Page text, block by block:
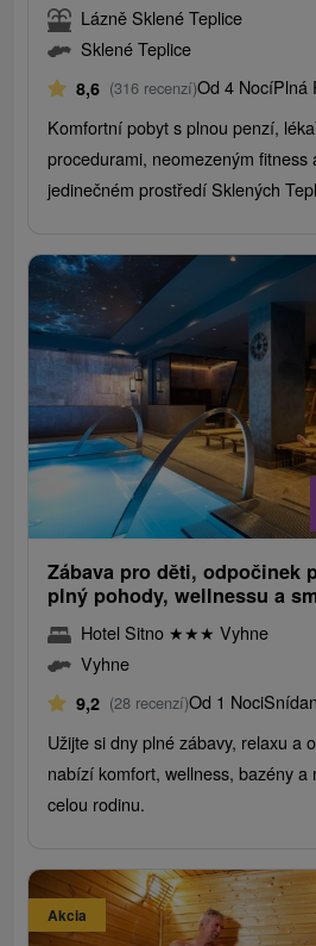
Lázně Sklené Teplice
Sklené Teplice
8,6 (316 recenzí)Od 4 NocíPlná
Komfortní pobyt s plnou penzí,
procedurami, neomezeným fitness
jedinečném prostředí Sklených
Zábava pro děti, odpočinek
plný pohody, wellnessu a
Hotel Sitno ★★★ Vyhne
Vyhne
9,2 (28 recenzí)Od 1 Noci
Užijte si dny plné zábavy, relaxu a
nabízí komfort, wellness, bazény a
celou rodinu.
Akcia